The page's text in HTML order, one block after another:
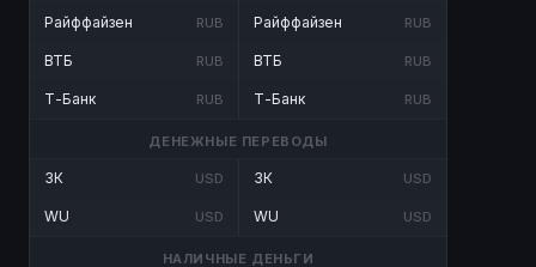
Райффайзен RUB
ВТБ RUB
Т-Банк RUB
Райффайзен RUB
ВТБ RUB
Т-Банк RUB
ДЕНЕЖНЫЕ ПЕРЕВОДЫ
ЗК USD
WU USD
ЗК USD
WU USD
НАЛИЧНЫЕ ДЕНЬГИ